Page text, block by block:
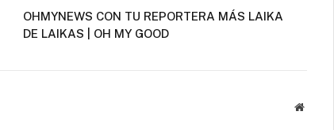
OHMYNEWS CON TU REPORTERA MÁS LAIKA
DE LAIKAS | OH MY GOOD
Website